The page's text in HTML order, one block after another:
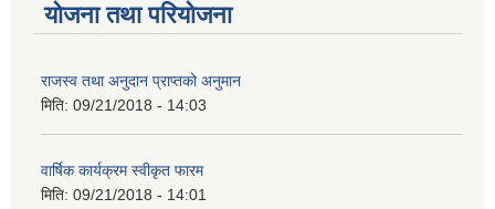
योजना तथा परियोजना
राजस्व तथा अनुदान प्राप्तको अनुमान
मिति: 09/21/2018 - 14:03
वार्षिक कार्यक्रम स्वीकृत फारम
मिति: 09/21/2018 - 14:01